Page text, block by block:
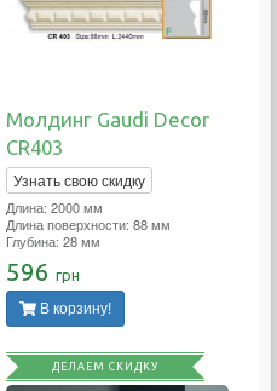
Молдинг Gaudi Decor
CR403
Узнать свою скидку
Длина: 2000 мм
Длина поверхности: 88 мм
Глубина: 28 мм
596 грн
В корзину!
ДЕЛАЕМ СКИДКУ